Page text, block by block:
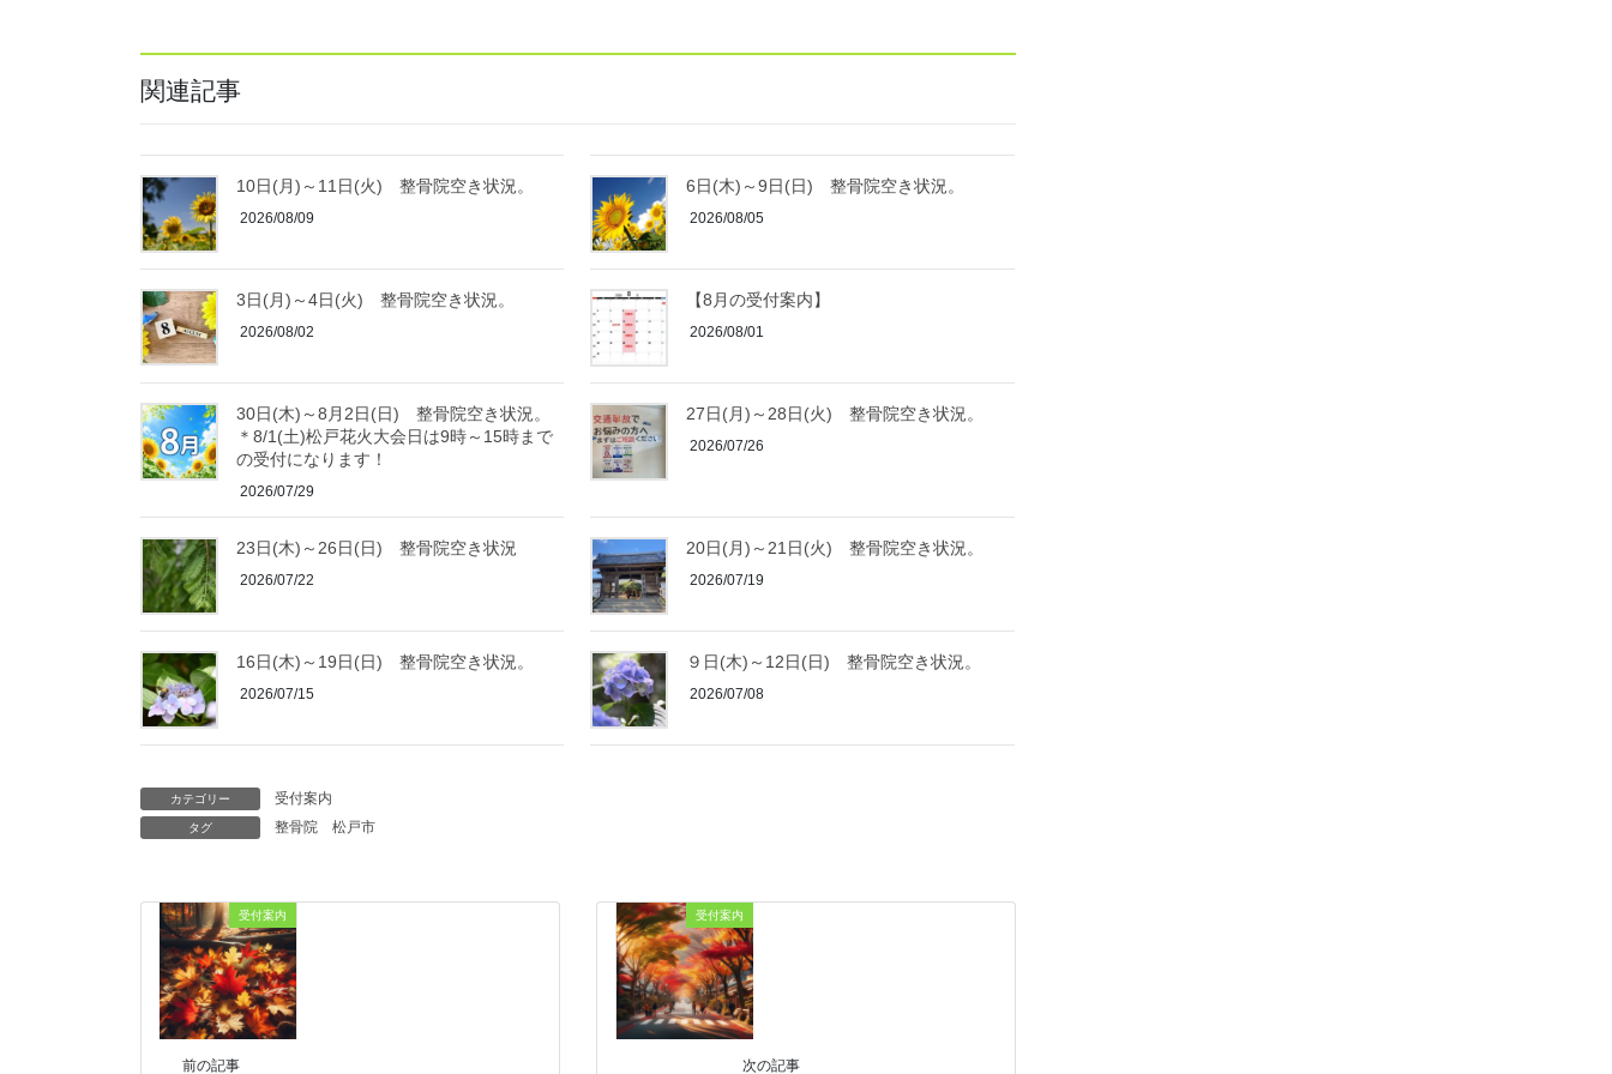
関連記事
10日(月)～11日(火) 整骨院空き状況。
2026/08/09
6日(木)～9日(日) 整骨院空き状況。
2026/08/05
3日(月)～4日(火) 整骨院空き状況。
2026/08/02
【8月の受付案内】
2026/08/01
30日(木)～8月2日(日) 整骨院空き状況。
＊8/1(土)松戸花火大会日は9時～15時まで
の受付になります！
2026/07/29
27日(月)～28日(火) 整骨院空き状況。
2026/07/26
23日(木)～26日(日) 整骨院空き状況
2026/07/22
20日(月)～21日(火) 整骨院空き状況。
2026/07/19
16日(木)～19日(日) 整骨院空き状況。
2026/07/15
９日(木)～12日(日) 整骨院空き状況。
2026/07/08
カテゴリー 受付案内
タグ 整骨院 松戸市
受付案内
前の記事
受付案内
次の記事